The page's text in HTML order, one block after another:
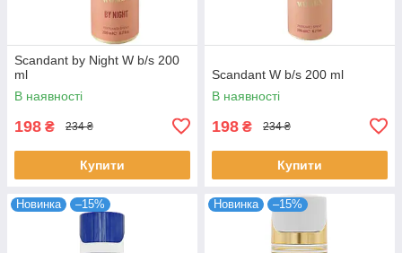
Scandant by Night W b/s 200
ml
В наявності
198 ₴ 234 ₴
Купити
Scandant W b/s 200 ml
В наявності
198 ₴ 234 ₴
Купити
Новинка –15% Новинка –15%